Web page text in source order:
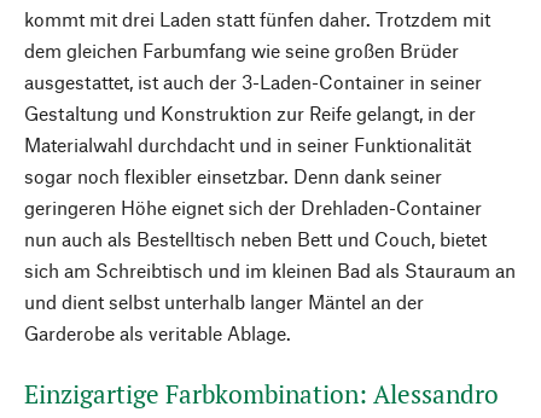
kommt mit drei Laden statt fünfen daher. Trotzdem mit
dem gleichen Farbumfang wie seine großen Brüder
ausgestattet, ist auch der 3-Laden-Container in seiner
Gestaltung und Konstruktion zur Reife gelangt, in der
Materialwahl durchdacht und in seiner Funktionalität
sogar noch flexibler einsetzbar. Denn dank seiner
geringeren Höhe eignet sich der Drehladen-Container
nun auch als Bestelltisch neben Bett und Couch, bietet
sich am Schreibtisch und im kleinen Bad als Stauraum an
und dient selbst unterhalb langer Mäntel an der
Garderobe als veritable Ablage.
Einzigartige Farbkombination: Alessandro